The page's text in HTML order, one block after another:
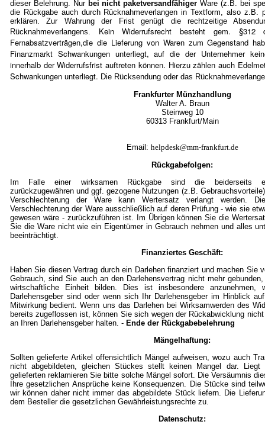
dieser Belehrung. Nur bei nicht paketversandfähiger Ware (z.B. bei
die Rückgabe auch durch Rücknahmeverlangen in Textform, also z.B.
erklären. Zur Wahrung der Frist genügt die rechtzeitige
Rücknahmeverlangens. Kein Widerrufsrecht besteht gem.
Fernabsatzverträgen,die die Lieferung von Waren zum Gegenstand
Finanzmarkt Schwankungen unterliegt, auf die der Unternehmer
innerhalb der Widerrufsfrist auftreten können. Hierzu zählen auch
Schwankungen unterliegt. Die Rücksendung oder das
Frankfurter Münzhandlung
Walter A. Braun
Steinweg 10
60313 Frankfurt/Main
Email: helpdesk@mm-frankfurt.de
Rückgabefolgen:
Im Falle einer wirksamen Rückgabe sind die beiderseits
zurückzugewähren und ggf. gezogene Nutzungen (z.B.
Verschlechterung der Ware kann Wertersatz verlangt werden.
Verschlechterung der Ware ausschließlich auf deren Prüfung - wie sie
gewesen wäre - zurückzuführen ist. Im Übrigen können Sie die
Sie die Ware nicht wie ein Eigentümer in Gebrauch nehmen und alles
beeinträchtigt.
Finanziertes Geschäft:
Haben Sie diesen Vertrag durch ein Darlehen finanziert und machen Sie
Gebrauch, sind Sie auch an den Darlehensvertrag nicht mehr
wirtschaftliche Einheit bilden. Dies ist insbesondere anzunehmen,
Darlehensgeber sind oder wenn sich Ihr Darlehensgeber im Hinblick
Mitwirkung bedient. Wenn uns das Darlehen bei Wirksamwerden des
bereits zugeflossen ist, können Sie sich wegen der Rückabwicklung
an Ihren Darlehensgeber halten. - Ende der Rückgabebelehrung
Mängelhaftung:
Sollten gelieferte Artikel offensichtlich Mängel aufweisen, wozu auch
nicht abgebildeten, gleichen Stückes stellt keinen Mangel dar.
gelieferten reklamieren Sie bitte solche Mängel sofort. Die Versäumnis
Ihre gesetzlichen Ansprüche keine Konsequenzen. Die Stücke sind
wir können daher nicht immer das abgebildete Stück liefern. Die
dem Besteller die gesetzlichen Gewährleistungsrechte zu.
Datenschutz: